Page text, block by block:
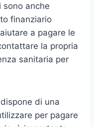
sono anche
finanziario
a pagare le
la propria
sanitaria per
di una
per pagare